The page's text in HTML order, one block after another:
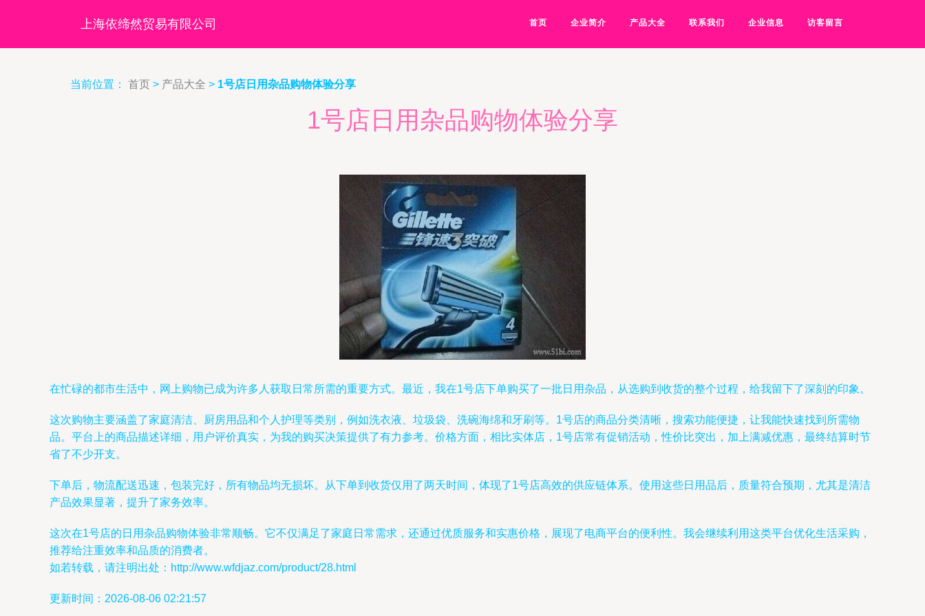
上海依缔然贸易有限公司 首页 企业简介 产品大全 联系我们 企业信息 访客留言
当前位置： 首页 > 产品大全 > 1号店日用杂品购物体验分享
1号店日用杂品购物体验分享
在忙碌的都市生活中，网上购物已成为许多人获取日常所需的重要方式。最近，我在1号店下单购买了一批日用杂品，从选购到收货的整个过程，给我留下了深刻的印象。
这次购物主要涵盖了家庭清洁、厨房用品和个人护理等类别，例如洗衣液、垃圾袋、洗碗海绵和牙刷等。1号店的商品分类清晰，搜索功能便捷，让我能快速找到所需物
品。平台上的商品描述详细，用户评价真实，为我的购买决策提供了有力参考。价格方面，相比实体店，1号店常有促销活动，性价比突出，加上满减优惠，最终结算时节
省了不少开支。
下单后，物流配送迅速，包装完好，所有物品均无损坏。从下单到收货仅用了两天时间，体现了1号店高效的供应链体系。使用这些日用品后，质量符合预期，尤其是清洁
产品效果显著，提升了家务效率。
这次在1号店的日用杂品购物体验非常顺畅。它不仅满足了家庭日常需求，还通过优质服务和实惠价格，展现了电商平台的便利性。我会继续利用这类平台优化生活采购，
推荐给注重效率和品质的消费者。
如若转载，请注明出处：http://www.wfdjaz.com/product/28.html
更新时间：2026-08-06 02:21:57